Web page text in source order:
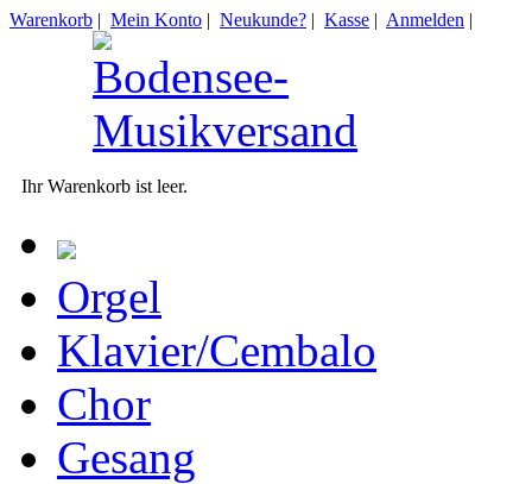
Warenkorb | Mein Konto | Neukunde? | Kasse | Anmelden |
Ihr Warenkorb ist leer.
Orgel
Klavier/Cembalo
Chor
Gesang